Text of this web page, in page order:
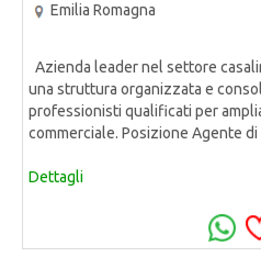
Emilia Romagna
Azienda leader nel settore
una struttura organizzata e
professionisti qualificati per
commerciale. Posizione Agente di
Dettagli